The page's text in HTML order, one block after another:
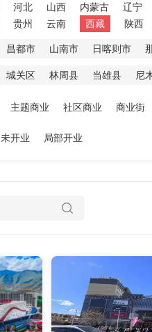
河北 山西 内蒙古
辽宁
贵州 云南 西藏 陕西
昌都市 山南市 日喀则市
城关区 林周县 当雄县 尼
主题商业 社区商业 商业街
未开业 局部开业